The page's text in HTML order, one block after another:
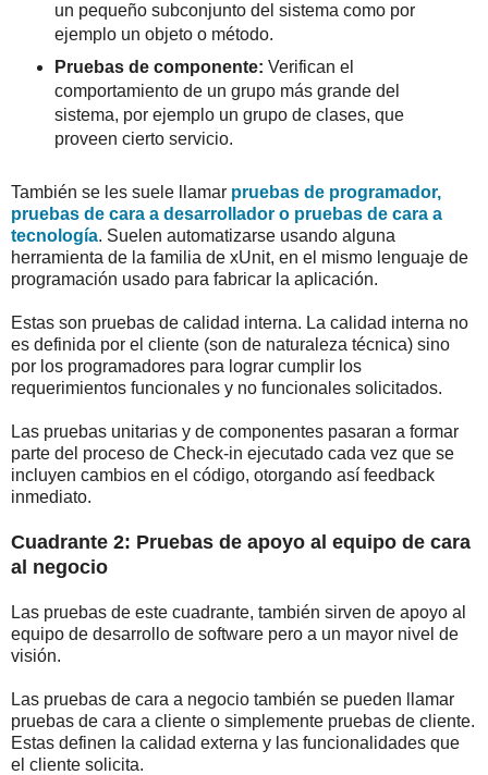
un pequeño subconjunto del sistema como por
ejemplo un objeto o método.
Pruebas de componente: Verifican el
comportamiento de un grupo más grande del
sistema, por ejemplo un grupo de clases, que
proveen cierto servicio.
También se les suele llamar pruebas de programador,
pruebas de cara a desarrollador o pruebas de cara a
tecnología. Suelen automatizarse usando alguna
herramienta de la familia de xUnit, en el mismo lenguaje de
programación usado para fabricar la aplicación.
Estas son pruebas de calidad interna. La calidad interna no
es definida por el cliente (son de naturaleza técnica) sino
por los programadores para lograr cumplir los
requerimientos funcionales y no funcionales solicitados.
Las pruebas unitarias y de componentes pasaran a formar
parte del proceso de Check-in ejecutado cada vez que se
incluyen cambios en el código, otorgando así feedback
inmediato.
Cuadrante 2: Pruebas de apoyo al equipo de cara
al negocio
Las pruebas de este cuadrante, también sirven de apoyo al
equipo de desarrollo de software pero a un mayor nivel de
visión.
Las pruebas de cara a negocio también se pueden llamar
pruebas de cara a cliente o simplemente pruebas de cliente.
Estas definen la calidad externa y las funcionalidades que
el cliente solicita.